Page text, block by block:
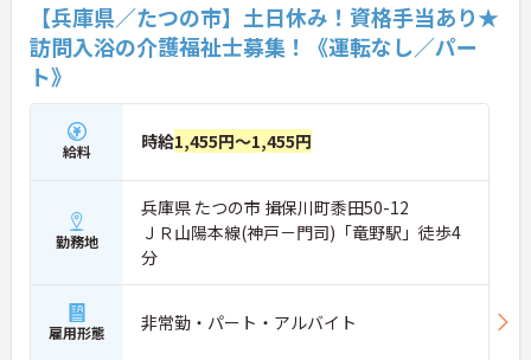
【兵庫県／たつの市】土日休み！資格手当あり★
訪問入浴の介護福祉士募集！《運転なし／パー
ト》
給料 時給1,455円～1,455円
勤務地
兵庫県 たつの市 揖保川町黍田50-12
ＪＲ山陽本線(神戸－門司)「竜野駅」徒歩4
分
雇用形態 非常勤・パート・アルバイト